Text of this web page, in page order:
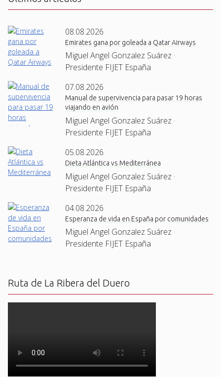
08.08.2026
Emirates gana por goleada a Qatar Airways
Miguel Angel Gonzalez Suárez ·
Presidente FIJET España
07.08.2026
Manual de supervivencia para pasar 19 horas
viajando en avión
Miguel Angel Gonzalez Suárez ·
Presidente FIJET España
05.08.2026
Dieta Atlántica vs Mediterránea
Miguel Angel Gonzalez Suárez ·
Presidente FIJET España
04.08.2026
Esperanza de vida en España por comunidades
Miguel Angel Gonzalez Suárez ·
Presidente FIJET España
Ruta de La Ribera del Duero